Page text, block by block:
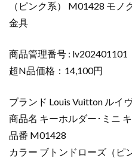
ト
ン
ー
ケ
ー
コ
ピ
ー
キ
（ピンク系） M01428 モノ
金具
商品管理番号 : lv202401101
超N品価格：14,100円
ブランド Louis Vuitton ルイ
商品名 キーホルダー･ミニ
品番 M01428
カラー ブトンドローズ（ピ